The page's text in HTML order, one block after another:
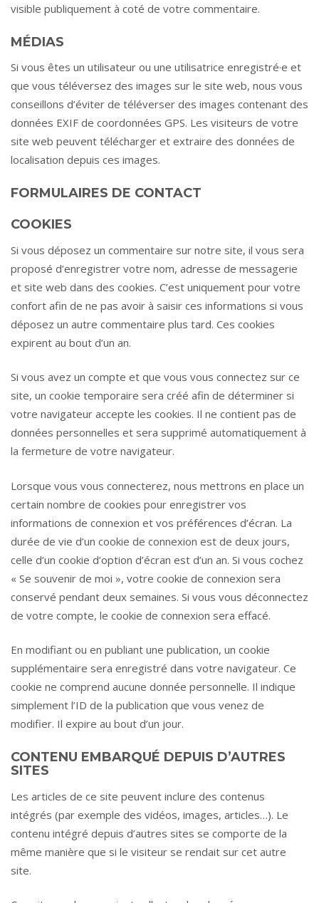
visible publiquement à coté de votre commentaire.
MÉDIAS
Si vous êtes un utilisateur ou une utilisatrice enregistré·e et
que vous téléversez des images sur le site web, nous vous
conseillons d’éviter de téléverser des images contenant des
données EXIF de coordonnées GPS. Les visiteurs de votre
site web peuvent télécharger et extraire des données de
localisation depuis ces images.
FORMULAIRES DE CONTACT
COOKIES
Si vous déposez un commentaire sur notre site, il vous sera
proposé d’enregistrer votre nom, adresse de messagerie
et site web dans des cookies. C’est uniquement pour votre
confort afin de ne pas avoir à saisir ces informations si vous
déposez un autre commentaire plus tard. Ces cookies
expirent au bout d’un an.
Si vous avez un compte et que vous vous connectez sur ce
site, un cookie temporaire sera créé afin de déterminer si
votre navigateur accepte les cookies. Il ne contient pas de
données personnelles et sera supprimé automatiquement à
la fermeture de votre navigateur.
Lorsque vous vous connecterez, nous mettrons en place un
certain nombre de cookies pour enregistrer vos
informations de connexion et vos préférences d’écran. La
durée de vie d’un cookie de connexion est de deux jours,
celle d’un cookie d’option d’écran est d’un an. Si vous cochez
« Se souvenir de moi », votre cookie de connexion sera
conservé pendant deux semaines. Si vous vous déconnectez
de votre compte, le cookie de connexion sera effacé.
En modifiant ou en publiant une publication, un cookie
supplémentaire sera enregistré dans votre navigateur. Ce
cookie ne comprend aucune donnée personnelle. Il indique
simplement l’ID de la publication que vous venez de
modifier. Il expire au bout d’un jour.
CONTENU EMBARQUÉ DEPUIS D’AUTRES
SITES
Les articles de ce site peuvent inclure des contenus
intégrés (par exemple des vidéos, images, articles…). Le
contenu intégré depuis d’autres sites se comporte de la
même manière que si le visiteur se rendait sur cet autre
site.